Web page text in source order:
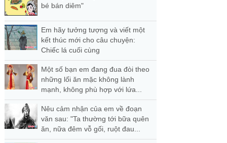
bé bán diêm"
Em hãy tưởng tượng và viết một
kết thúc mới cho câu chuyện:
Chiếc lá cuối cùng
Một số bạn em đang đua đòi theo
những lối ăn mặc không lành
mạnh, không phù hợp với lứa...
Nêu cảm nhận của em về đoạn
văn sau: "Ta thường tới bữa quên
ăn, nữa đêm vỗ gối, ruột đau...